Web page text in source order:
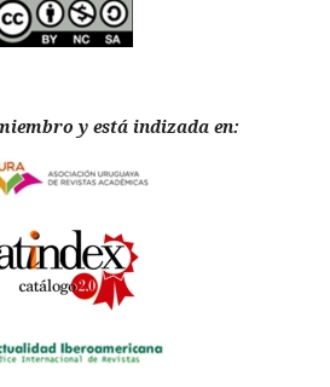
y está indizada en: